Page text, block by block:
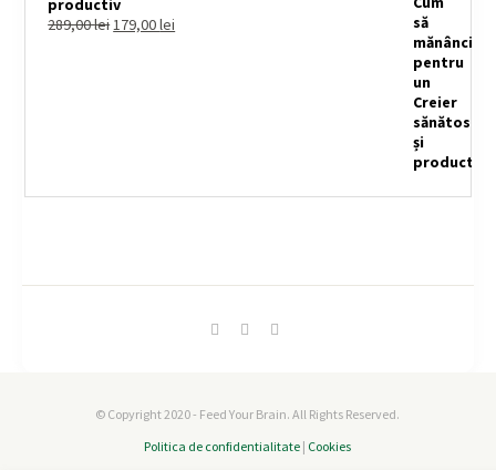
productiv
289,00lei179,00lei
© Copyright 2020 - Feed Your Brain. All Rights Reserved.
Politica de confidentialitate | Cookies